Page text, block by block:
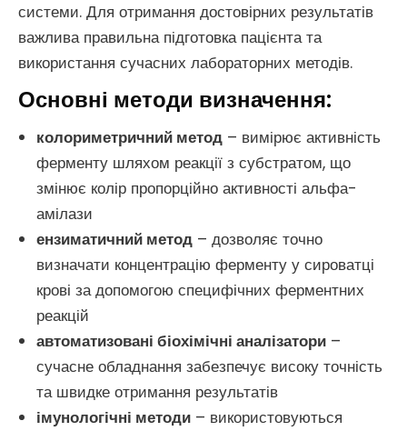
системи. Для отримання достовірних результатів
важлива правильна підготовка пацієнта та
використання сучасних лабораторних методів.
Основні методи визначення:
колориметричний метод – вимірює активність
ферменту шляхом реакції з субстратом, що
змінює колір пропорційно активності альфа-
амілази
ензиматичний метод – дозволяє точно
визначати концентрацію ферменту у сироватці
крові за допомогою специфічних ферментних
реакцій
автоматизовані біохімічні аналізатори –
сучасне обладнання забезпечує високу точність
та швидке отримання результатів
імунологічні методи – використовуються